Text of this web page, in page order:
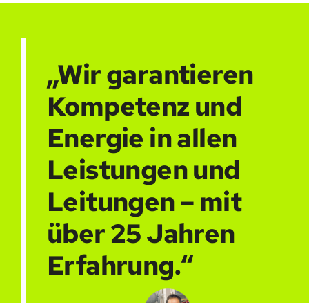
„Wir garantieren
Kompetenz und
Energie in allen
Leistungen und
Leitungen – mit
über 25 Jahren
Erfahrung.“